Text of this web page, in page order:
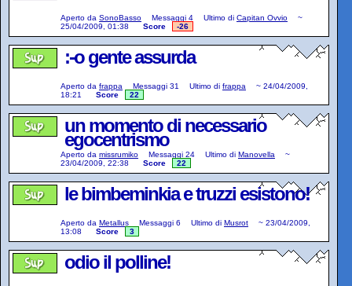
Aperto da SonoBasso Messaggi 4 Ultimo di Capitan Ovvio
~
25/04/2009, 01:38
Score -26
:-o gente assurda
Aperto da frappa Messaggi 31 Ultimo di frappa ~ 24/04/2009,
18:21
Score 22
un momento di necessario
egocentrismo
Aperto da missrumiko Messaggi 24 Ultimo di Manovella
~
23/04/2009, 22:38
Score 22
le bimbeminkia e truzzi esistono!
Aperto da Metallus Messaggi 6 Ultimo di Musrot ~ 23/04/2009,
13:08
Score 3
odio il polline!